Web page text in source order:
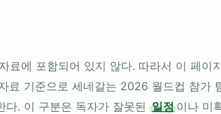
료에 포함되어 있지 않다. 따라서 이 페이
료 기준으로 세네갈는 2026 월드컵 참가
. 이 구분은 독자가 잘못된 일정이나 미